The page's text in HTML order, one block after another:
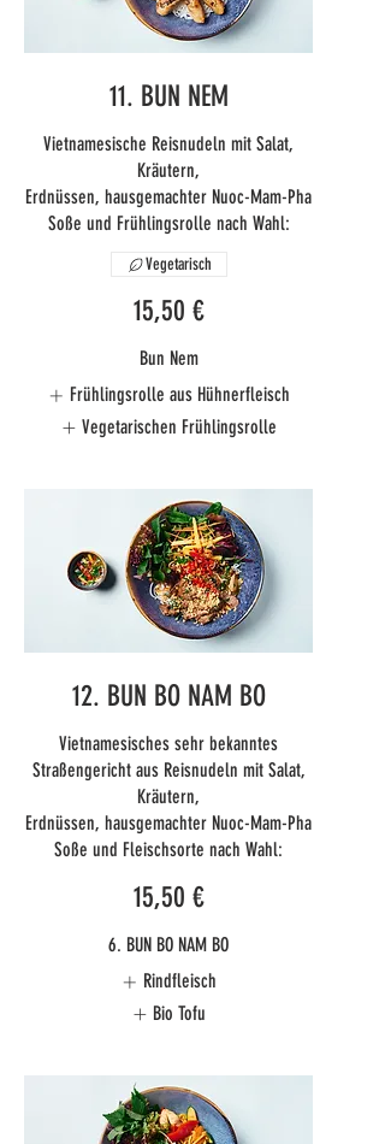
11. BUN NEM
Vietnamesische Reisnudeln mit Salat,
Kräutern,
Erdnüssen, hausgemachter Nuoc-Mam-Pha
Soße und Frühlingsrolle nach Wahl:
15,50 €
Vegetarisch
Bun Nem
Frühlingsrolle aus Hühnerfleisch
Vegetarischen Frühlingsrolle
12. BUN BO NAM BO
Vietnamesisches sehr bekanntes
Straßengericht aus Reisnudeln mit Salat,
Kräutern,
Erdnüssen, hausgemachter Nuoc-Mam-Pha
Soße und Fleischsorte nach Wahl:
15,50 €
6. BUN BO NAM BO
Rindfleisch
Bio Tofu